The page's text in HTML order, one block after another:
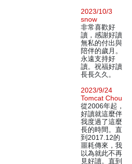
2023/10/3
snow
非常喜歡好
讀，感謝好讀
無私的付出與
陪伴的歲月。
永遠支持好
讀。祝福好讀
長長久久。
2023/9/24
Tomcat Chou
從2006年起，
好讀就這麼伴
我度過了這麼
長的時間。直
到2017.12的
噩耗傳來，我
以為就此不再
見好讀。直到